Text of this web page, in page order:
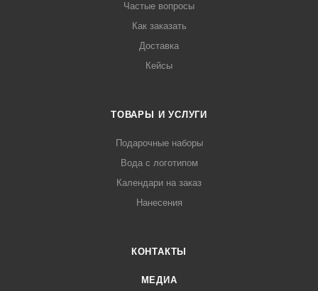
Частые вопросы
Как заказать
Доставка
Кейсы
ТОВАРЫ И УСЛУГИ
Подарочные наборы
Вода с логотипом
Календари на заказ
Нанесения
КОНТАКТЫ
МЕДИА